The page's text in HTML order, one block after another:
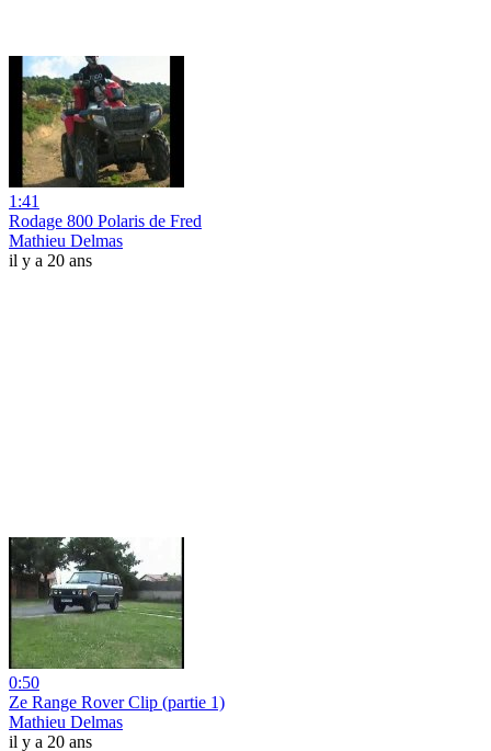
1:41
Rodage 800 Polaris de Fred
Mathieu Delmas
il y a 20 ans
0:50
Ze Range Rover Clip (partie 1)
Mathieu Delmas
il y a 20 ans